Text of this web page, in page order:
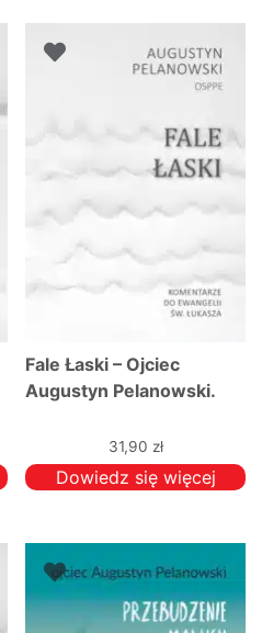
Fale Łaski – Ojciec
Augustyn Pelanowski.
31,90 zł
Dowiedz się więcej